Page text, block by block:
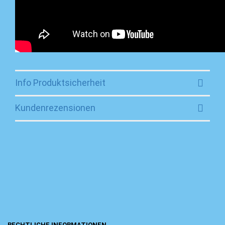
Info Produktsicherheit
Kundenrezensionen